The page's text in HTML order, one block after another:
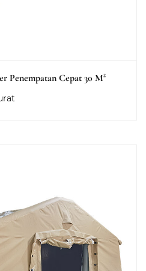
Penempatan Cepat 30 M²